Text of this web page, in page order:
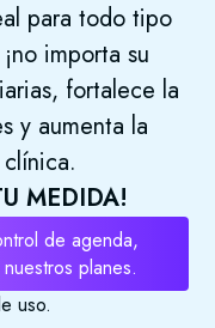
para todo tipo
importa su
fortalece la
y aumenta la
MEDIDA!
de agenda,
planes.
uso.